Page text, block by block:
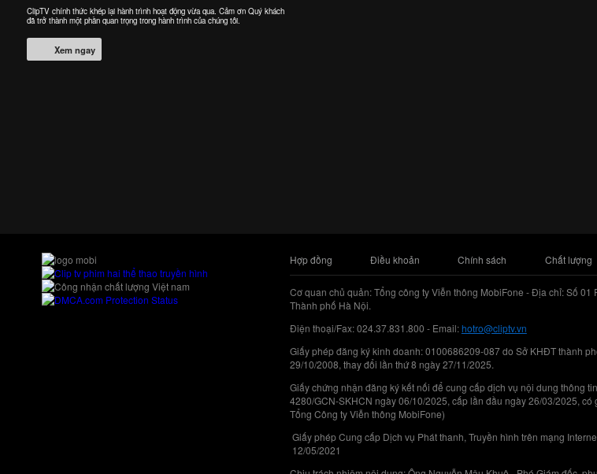
ClipTV chính thức khép lại hành trình hoạt động vừa qua. Cảm ơn Quý khách
đã trở thành một phần quan trọng trong hành trình của chúng tôi.
Xem ngay
Hợp đồng Điều khoản Chính sách Chất lượng
Cơ quan chủ quản: Tổng công ty Viễn thông MobiFone - Địa chỉ: Số 01
Thành phố Hà Nội.
Điện thoại/Fax: 024.37.831.800 - Email:hotro@cliptv.vn
Giấy phép đăng ký kinh doanh: 0100686209-087 do Sở KHĐT thành
29/10/2008, thay đổi lần thứ 8 ngày 27/11/2025.
Giấy chứng nhận đăng ký kết nối để cung cấp dịch vụ nội dung thông
4280/GCN-SKHCN ngày 06/10/2025, cấp lần đầu ngày 26/03/2025,
Tổng Công ty Viễn thông MobiFone)
Giấy phép Cung cấp Dịch vụ Phát thanh, Truyền hình trên mạng
12/05/2021